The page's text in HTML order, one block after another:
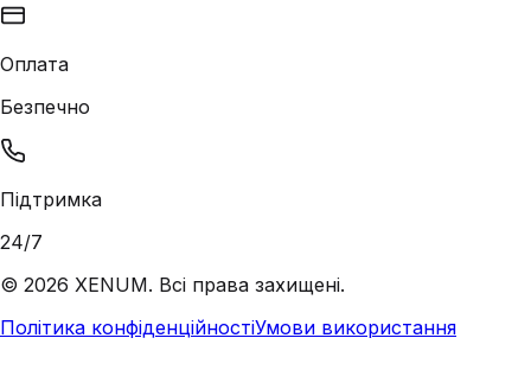
Оплата
Безпечно
Підтримка
24/7
© 2026 XENUM. Всі права захищені.
Політика конфіденційностіУмови використання